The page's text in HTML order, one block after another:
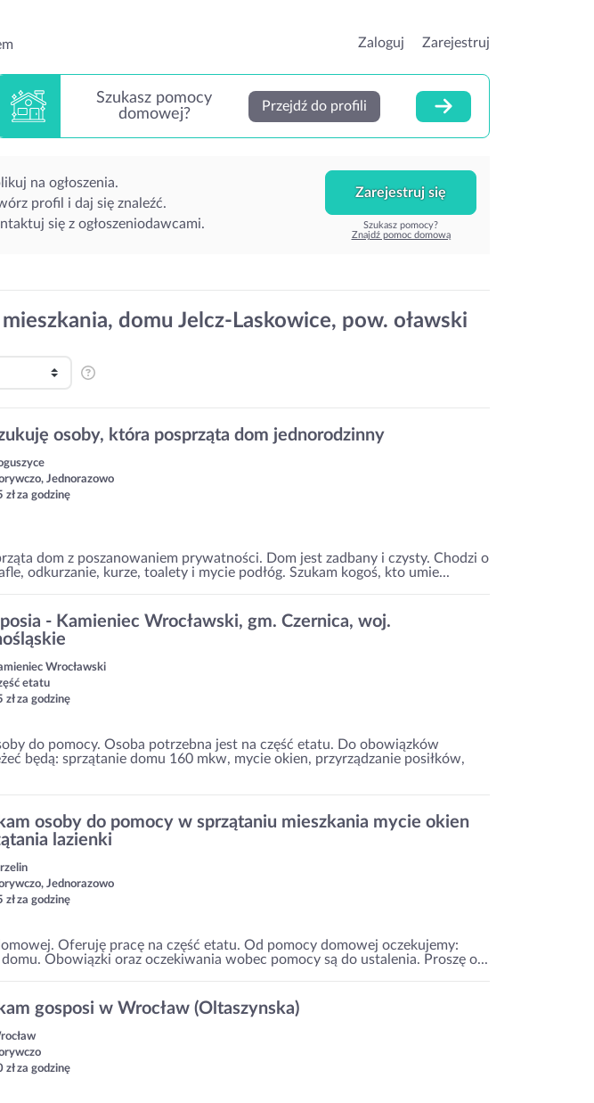
Zaloguj Zarejestruj
Szukasz pomocy
domowej?
Przejdź do profili
na ogłoszenia.
profil i daj się znaleźć.
się z ogłoszeniodawcami.
Zarejestruj się
Szukasz pomocy?
Znajdź pomoc domową
domu Jelcz-Laskowice, pow. oławski
osoby, która posprząta dom jednorodzinny
Jednorazowo
zł za godzinę
dom z poszanowaniem prywatności. Dom jest zadbany i czysty. Chodzi o
odkurzanie, kurze, toalety i mycie podłóg. Szukam kogoś, kto umie...
- Kamieniec Wrocławski, gm. Czernica, woj.
Wrocławski
etatu
zł za godzinę
do pomocy. Osoba potrzebna jest na część etatu. Do obowiązków
będą: sprzątanie domu 160 mkw, mycie okien, przyrządzanie posiłków,
osoby do pomocy w sprzątaniu mieszkania mycie okien
lazienki
Jednorazowo
zł za godzinę
Oferuję pracę na część etatu. Od pomocy domowej oczekujemy:
Obowiązki oraz oczekiwania wobec pomocy są do ustalenia. Proszę o...
gosposi w Wrocław (Oltaszynska)
zł za godzinę